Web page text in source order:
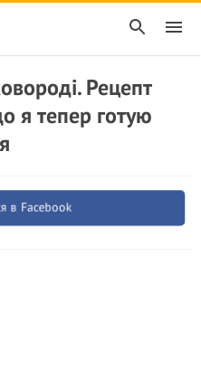
Рецепт
я тепер готую
в Facebook